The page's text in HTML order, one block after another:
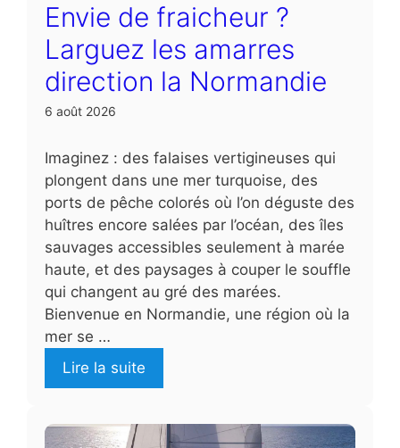
Envie de fraicheur ?
Larguez les amarres
direction la Normandie
6 août 2026
Imaginez : des falaises vertigineuses qui
plongent dans une mer turquoise, des
ports de pêche colorés où l’on déguste des
huîtres encore salées par l’océan, des îles
sauvages accessibles seulement à marée
haute, et des paysages à couper le souffle
qui changent au gré des marées.
Bienvenue en Normandie, une région où la
mer se …
Lire la suite